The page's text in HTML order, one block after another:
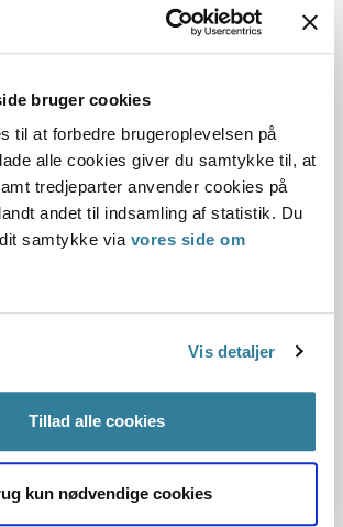
bruger cookies
til at forbedre brugeroplevelsen på
alle cookies giver du samtykke til, at
tredjeparter anvender cookies på
andet til indsamling af statistik. Du
samtykke via vores side om
Vis detaljer
Tillad alle cookies
kun nødvendige cookies
Kommunen havde henvist til, at retten
offentlighedsloven ikke omfatter
vurderede, at kommunen kunne give
med henvisning
ejendomme, der var gået til grunde
erosion med henvisning til, at det ikke
samtlige 21 sager omfattet af